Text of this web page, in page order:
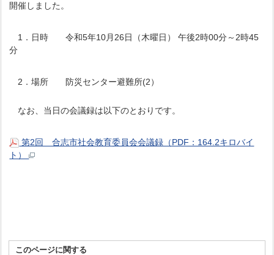
開催しました。
1．日時 令和5年10月26日（木曜日） 午後2時00分～2時45
分
2．場所 防災センター避難所(2）
なお、当日の会議録は以下のとおりです。
第2回 合志市社会教育委員会会議録（PDF：164.2キロバイ
ト）
このページに関する